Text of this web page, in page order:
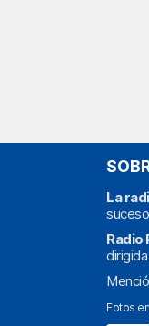
La
Radio
Fotos